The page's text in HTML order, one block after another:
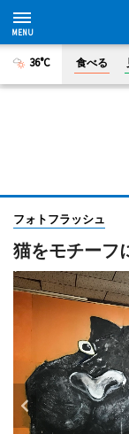
36°C 食べる
フォトフラッシュ
猫をモチーフ